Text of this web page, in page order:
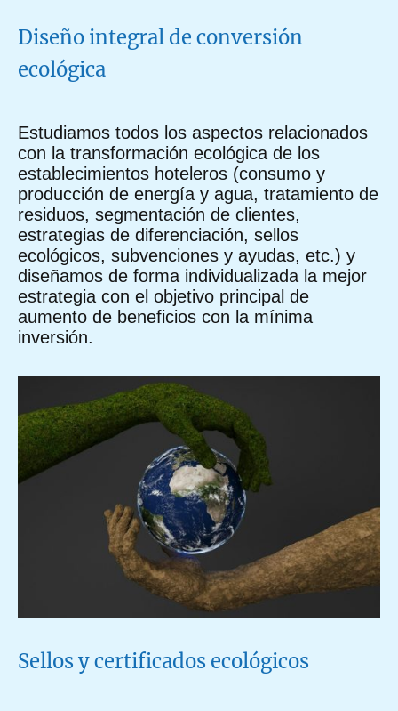
Diseño integral de conversión
ecológica
Estudiamos todos los aspectos relacionados
con la transformación ecológica de los
establecimientos hoteleros (consumo y
producción de energía y agua, tratamiento de
residuos, segmentación de clientes,
estrategias de diferenciación, sellos
ecológicos, subvenciones y ayudas, etc.) y
diseñamos de forma individualizada la mejor
estrategia con el objetivo principal de
aumento de beneficios con la mínima
inversión.
Sellos y certificados ecológicos